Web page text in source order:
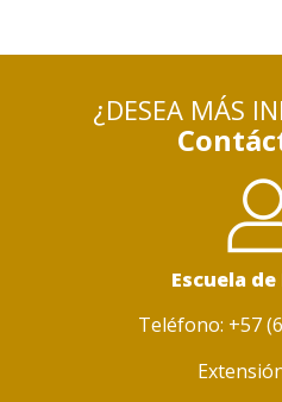
¿DESEA MÁS
Escuela
Teléfono: +57